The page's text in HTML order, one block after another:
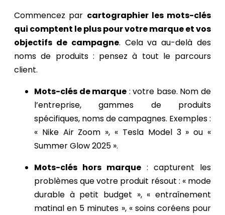
Commencez par cartographier les mots-clés
qui comptent le plus pour votre marque et vos
objectifs de campagne. Cela va au-delà des
noms de produits : pensez à tout le parcours
client.
Mots-clés de marque : votre base. Nom de
l’entreprise, gammes de produits
spécifiques, noms de campagnes. Exemples :
« Nike Air Zoom », « Tesla Model 3 » ou «
Summer Glow 2025 ».
Mots-clés hors marque : capturent les
problèmes que votre produit résout : « mode
durable à petit budget », « entraînement
matinal en 5 minutes », « soins coréens pour